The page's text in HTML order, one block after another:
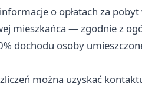
o opłatach za
mieszkańca — zgodnie z
dochodu osoby
można uzyskać